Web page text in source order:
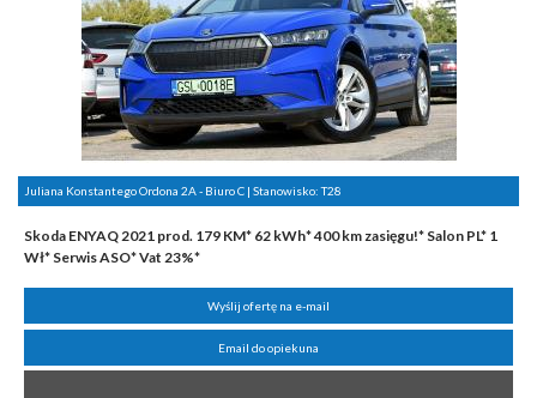
Juliana Konstantego Ordona 2A - Biuro C | Stanowisko:T28
Skoda ENYAQ 2021 prod. 179 KM* 62 kWh* 400 km zasięgu!* Salon PL* 1
Wł* Serwis ASO* Vat 23%*
Wyślij ofertę na e-mail
Email do opiekuna